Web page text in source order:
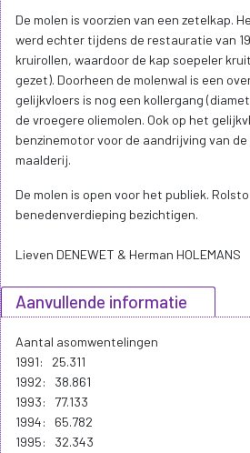
De molen is voorzien van een zetelkap.
werd echter tijdens de restauratie van
kruirollen, waardoor de kap soepeler
gezet). Doorheen de molenwal is een
gelijkvloers is nog een kollergang
de vroegere oliemolen. Ook op het
benzinemotor voor de aandrijving van
maalderij.
De molen is open voor het publiek.
benedenverdieping bezichtigen.
Lieven DENEWET & Herman HOLEMANS
Aanvullende informatie
Aantal asomwentelingen
1991: 25.311
1992: 38.861
1993: 77.133
1994: 65.782
1995: 32.343